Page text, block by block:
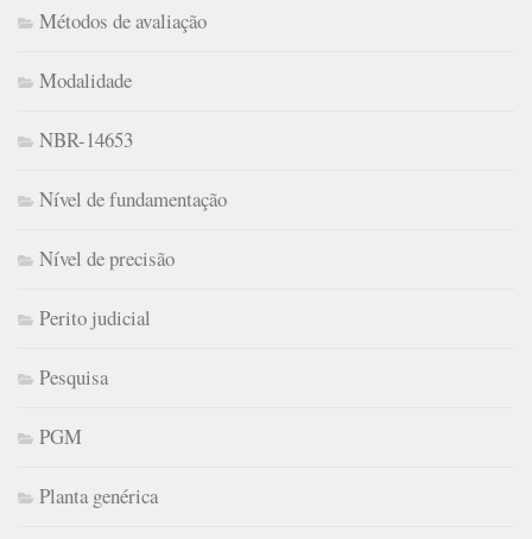
Métodos de avaliação
Modalidade
NBR-14653
Nível de fundamentação
Nível de precisão
Perito judicial
Pesquisa
PGM
Planta genérica